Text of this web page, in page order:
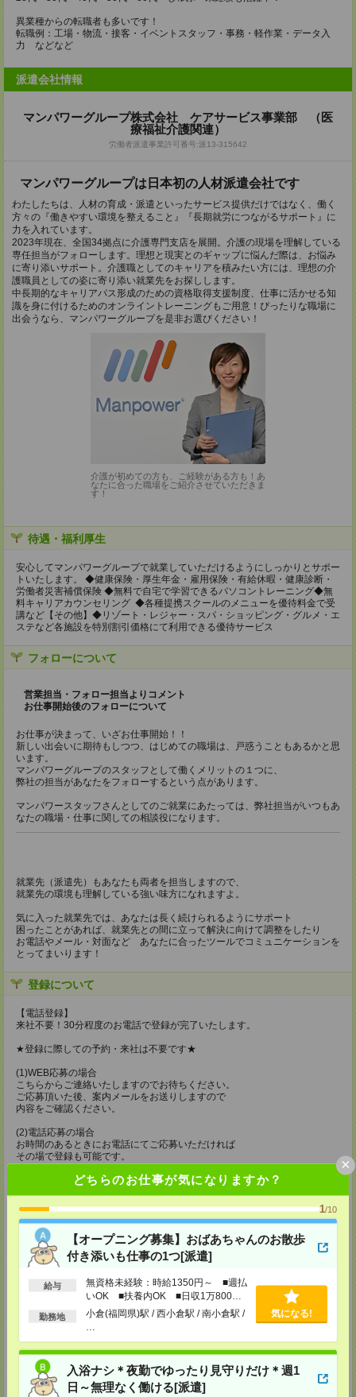
どちらのお仕事が気になりますか？
1/10
【オープニング募集】おばあちゃんのお散歩
付き添いも仕事の1つ[派遣]
給与
無資格未経験：時給1350円～ ■週払
いOK ■扶養内OK ■日収1万800円
以上
勤務地
小倉(福岡県)駅 / 西小倉駅 / 南小倉駅 /
気になる!
入浴ナシ＊夜勤でゆったり見守りだけ＊週1
日～無理なく働ける[派遣]
×
異業種からの転職者も多いです！
転職例：工場・物流・接客・イベントスタッフ・事務・軽作業・データ入
力 などなど
派遣会社情報
マンパワーグループ株式会社 ケアサービス事業部 （医
療福祉介護関連）
労働者派遣事業許可番号:派13-315642
マンパワーグループは日本初の人材派遣会社です
わたしたちは、人材の育成・派遣といったサービス提供だけではなく、働く
方々の『働きやすい環境を整えること』『長期就労につながるサポート』に
力を入れています。
2023年現在、全国34拠点に介護専門支店を展開。介護の現場を理解している
専任担当がフォローします。理想と現実とのギャップに悩んだ際は、お悩み
に寄り添いサポート。介護職としてのキャリアを積みたい方には、理想の介
護職員としての姿に寄り添い就業先をお探しします。
中長期的なキャリアパス形成のための資格取得支援制度、仕事に活かせる知
識を身に付けるためのオンライントレーニングもご用意！ぴったりな職場に
出会うなら、マンパワーグループを是非お選びください！
介護が初めての方も、ご経験がある方も！あ
なたに合った職場をご紹介させていただきま
す！
待遇・福利厚生
安心してマンパワーグループで就業していただけるようにしっかりとサポー
トいたします。 ◆健康保険・厚生年金・雇用保険・有給休暇・健康診断・
労働者災害補償保険 ◆無料で自宅で学習できるパソコントレーニング◆無
料キャリアカウンセリング ◆各種提携スクールのメニューを優待料金で受
講など【その他】◆リゾート・レジャー・スパ・ショッピング・グルメ・エ
ステなど各施設を特別割引価格にて利用できる優待サービス
フォローについて
営業担当・フォロー担当よりコメント
お仕事開始後のフォローについて
お仕事が決まって、いざお仕事開始！！
新しい出会いに期待もしつつ、はじめての職場は、戸惑うこともあるかと思
います。
マンパワーグループのスタッフとして働くメリットの１つに、
弊社の担当があなたをフォローするという点があります。
マンパワースタッフさんとしてのご就業にあたっては、弊社担当がいつもあ
なたの職場・仕事に関しての相談役になります。
就業先（派遣先）もあなたも両者を担当しますので、
就業先の環境も理解している強い味方になれますよ。
気に入った就業先では、あなたは長く続けられるようにサポート
困ったことがあれば、就業先との間に立って解決に向けて調整をしたり
お電話やメール・対面など あなたに合ったツールでコミュニケーションを
とってまいります！
登録について
【電話登録】
来社不要！30分程度のお電話で登録が完了いたします。
★登録に際しての予約・来社は不要です★
(1)WEB応募の場合
こちらからご連絡いたしますのでお待ちください。
ご応募頂いた後、案内メールをお送りしますので
内容をご確認ください。
(2)電話応募の場合
お時間のあるときにお電話にてご応募いただければ
その場で登録も可能です。
【電話登録】
弊社HPよりマイページ作成をお願いします
電話での登録の際に、マイページ作成をいただいた旨をお伝えください。
所要時間
【電話登録】30分程度
・経験やご希望などをインタビュー
・お仕事のご紹介など
登録場所
ケアサービス鹿児島支店
〒892-0846
鹿児島市加治屋町 15-9 大同生命鹿児島ビル 9F
TEL：099-239-1070